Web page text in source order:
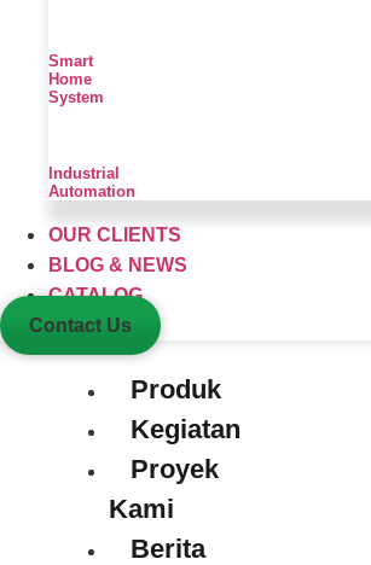
Smart
Home
System
Industrial
Automation
OUR CLIENTS
BLOG & NEWS
CATALOG
Contact Us
Produk
Kegiatan
Proyek
Kami
Berita